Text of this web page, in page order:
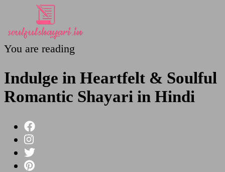
Poetries
You are reading
Indulge in Heartfelt & Soulful
Romantic Shayari in Hindi